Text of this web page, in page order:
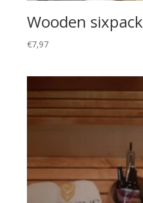
Wooden sixpack
€7,97